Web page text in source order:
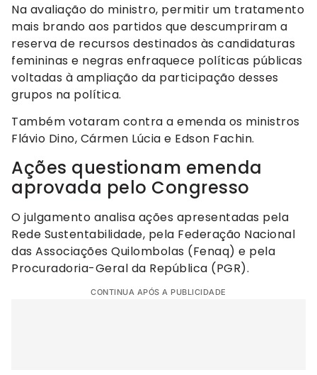
Na avaliação do ministro, permitir um tratamento
mais brando aos partidos que descumpriram a
reserva de recursos destinados às candidaturas
femininas e negras enfraquece políticas públicas
voltadas à ampliação da participação desses
grupos na política.
Também votaram contra a emenda os ministros
Flávio Dino, Cármen Lúcia e Edson Fachin.
Ações questionam emenda
aprovada pelo Congresso
O julgamento analisa ações apresentadas pela
Rede Sustentabilidade, pela Federação Nacional
das Associações Quilombolas (Fenaq) e pela
Procuradoria-Geral da República (PGR).
CONTINUA APÓS A PUBLICIDADE